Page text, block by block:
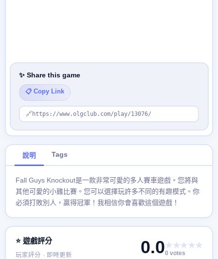
✨ Share this game
📋 Copy Link
🔗 https://www.olgclub.com/play/13076/
說明 Tags
Fall Guys Knockout是一款非常可愛的多人賽車遊戲。您將與
其他可愛的小雞比賽。您可以選擇玩許多不同的有趣模式。你
必須打敗別人，贏得冠軍！我相信你會喜歡這個遊戲！
⭐ 遊戲評分
玩家評分 · 即時更新 0.0★★★★★
0 votes